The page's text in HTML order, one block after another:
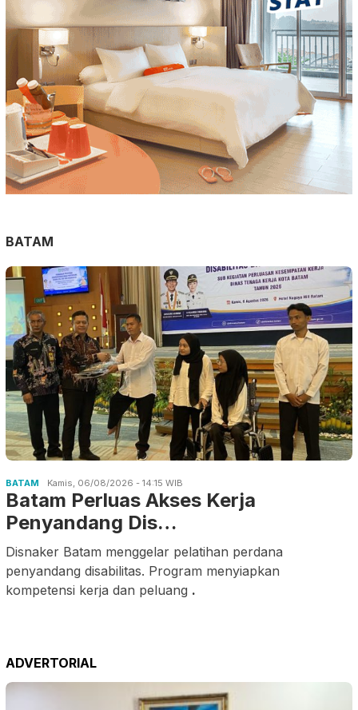
BATAM
BATAM Kamis, 06/08/2026 - 14:15 WIB
Batam Perluas Akses Kerja
Penyandang Dis…
Disnaker Batam menggelar pelatihan perdana
penyandang disabilitas. Program menyiapkan
kompetensi kerja dan peluang .
ADVERTORIAL